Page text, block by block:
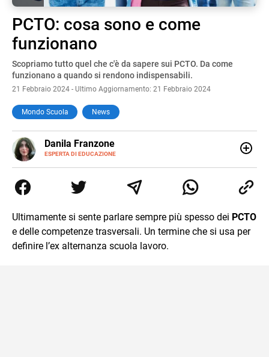
PCTO: cosa sono e come
funzionano
Scopriamo tutto quel che c'è da sapere sui PCTO. Da come
funzionano a quando si rendono indispensabili.
21 Febbraio 2024 - Ultimo Aggiornamento: 21 Febbraio 2024
Mondo Scuola News
Danila Franzone
ESPERTA DI EDUCAZIONE
E-
MAIL
LINKEDIN
alla scuola, alla crescita personale e ai bambini con
bisogni speciali. Nel tempo libero amo leggere libri di ogni
benessere in tutte le sue forme.
Ultimamente si sente parlare sempre più spesso dei PCTO
e delle competenze trasversali. Un termine che si usa per
definire l’ex alternanza scuola lavoro.